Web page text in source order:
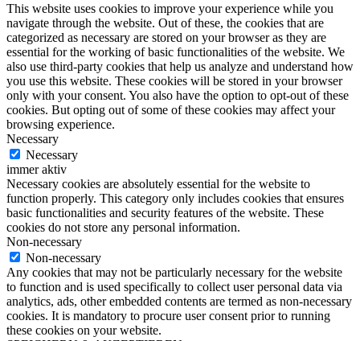
This website uses cookies to improve your experience while you
navigate through the website. Out of these, the cookies that are
categorized as necessary are stored on your browser as they are
essential for the working of basic functionalities of the website. We
also use third-party cookies that help us analyze and understand how
you use this website. These cookies will be stored in your browser
only with your consent. You also have the option to opt-out of these
cookies. But opting out of some of these cookies may affect your
browsing experience.
Necessary
Necessary
immer aktiv
Necessary cookies are absolutely essential for the website to
function properly. This category only includes cookies that ensures
basic functionalities and security features of the website. These
cookies do not store any personal information.
Non-necessary
Non-necessary
Any cookies that may not be particularly necessary for the website
to function and is used specifically to collect user personal data via
analytics, ads, other embedded contents are termed as non-necessary
cookies. It is mandatory to procure user consent prior to running
these cookies on your website.